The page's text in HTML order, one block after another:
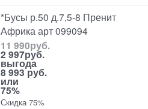
*Бусы р.50 д.7,5-8 Пренит
Африка арт 099094
11 990руб.
2 997руб.
выгода
8 993 руб.
или
75%
Скидка 75%